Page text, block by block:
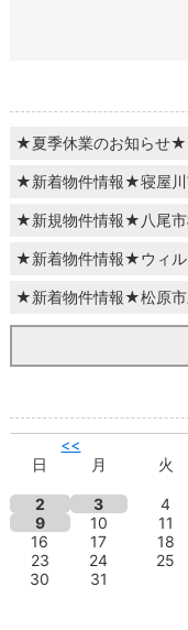
★夏季休業のお知らせ★
★新着物件情報★寝屋
★新規物件情報★八尾
★新着物件情報★ウィル
★新着物件情報★松原
<<
日
月 火
2
3 4
9
10 11
16
17 18
23
24 25
30
31